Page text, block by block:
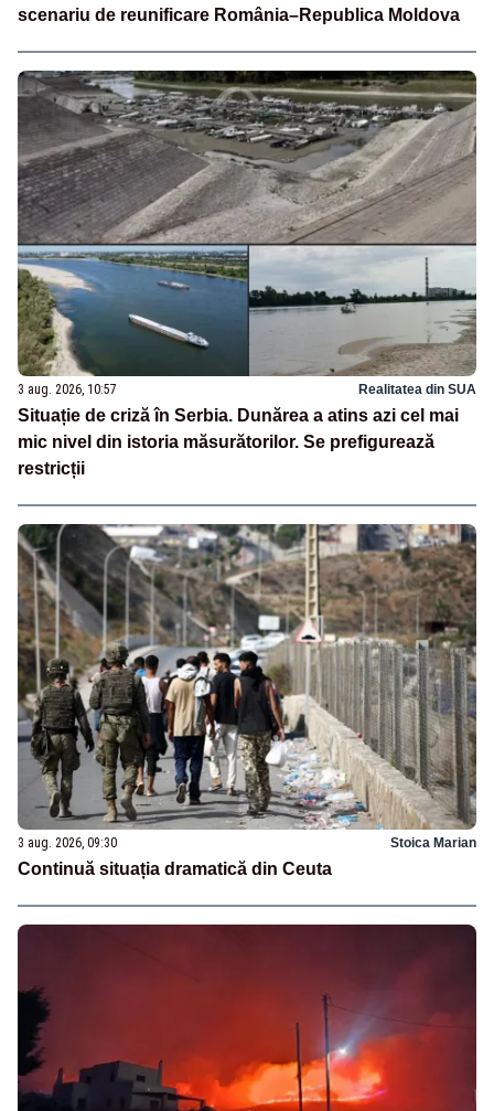
scenariu de reunificare România–Republica Moldova
3 aug. 2026, 10:57 Realitatea din SUA
Situație de criză în Serbia. Dunărea a atins azi cel mai
mic nivel din istoria măsurătorilor. Se prefigurează
restricții
3 aug. 2026, 09:30 Stoica Marian
Continuă situația dramatică din Ceuta